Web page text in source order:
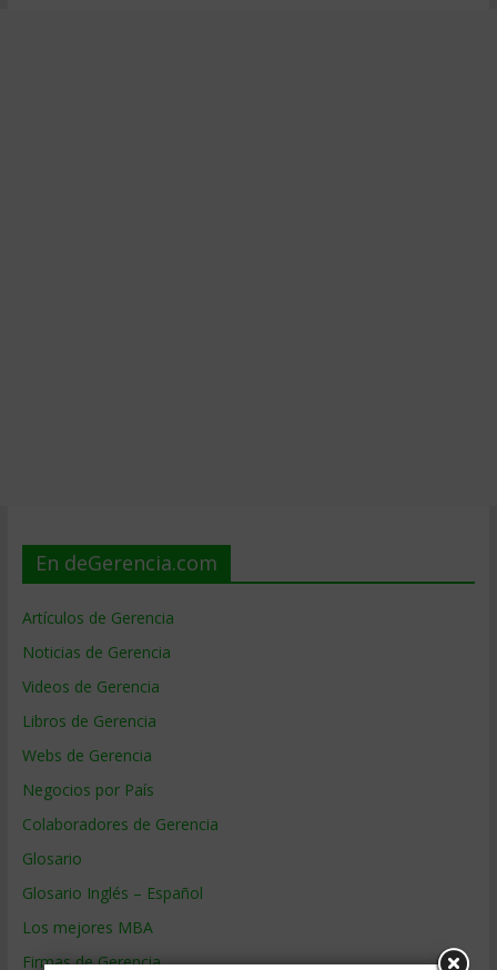
En deGerencia.com
Artículos de Gerencia
Noticias de Gerencia
Videos de Gerencia
Libros de Gerencia
Webs de Gerencia
Negocios por País
Colaboradores de Gerencia
Glosario
Glosario Inglés – Español
Los mejores MBA
Firmas de Gerencia